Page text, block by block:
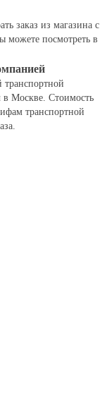
заказ из магазина с
можете посмотреть в
транспортной
Москве. Стоимость
транспортной